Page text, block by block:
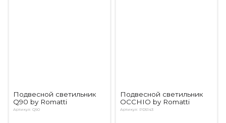
Подвесной светильник
Q90 by Romatti
Артикул: Q90
Подвесной светильник
OCCHIO by Romatti
Артикул: PD5143